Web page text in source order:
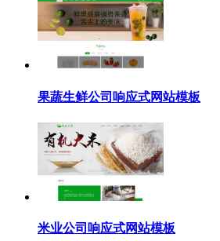
果蔬生鲜公司响应式网站模板
米业公司响应式网站模板